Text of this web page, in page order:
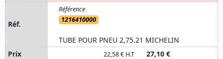
1216410000
TUBE POUR PNEU 2,75.21 MICHELIN
22,58 € H.T 27,10 €